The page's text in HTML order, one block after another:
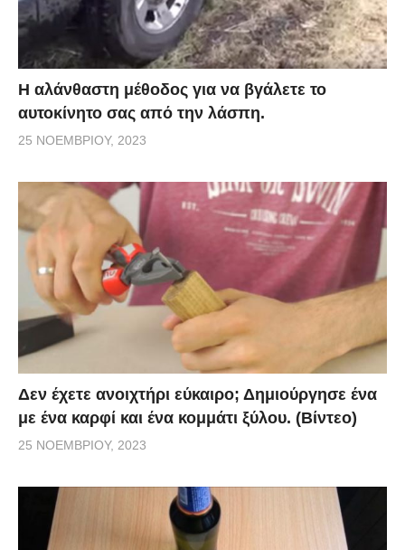
Η αλάνθαστη μέθοδος για να βγάλετε το
αυτοκίνητο σας από την λάσπη.
25 ΝΟΕΜΒΡΊΟΥ, 2023
Δεν έχετε ανοιχτήρι εύκαιρο; Δημιούργησε ένα
με ένα καρφί και ένα κομμάτι ξύλου. (Βίντεο)
25 ΝΟΕΜΒΡΊΟΥ, 2023